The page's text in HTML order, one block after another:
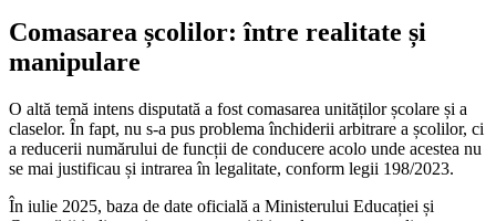
Comasarea școlilor: între realitate și
manipulare
O altă temă intens disputată a fost comasarea unităților școlare și a
claselor. În fapt, nu s-a pus problema închiderii arbitrare a școlilor, ci
a reducerii numărului de funcții de conducere acolo unde acestea nu
se mai justificau și intrarea în legalitate, conform legii 198/2023.
În iulie 2025, baza de date oficială a Ministerului Educației și